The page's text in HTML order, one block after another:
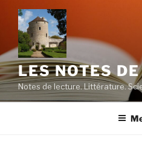
contenu
principal
LES NOTES
Notes de lecture. Littérature.